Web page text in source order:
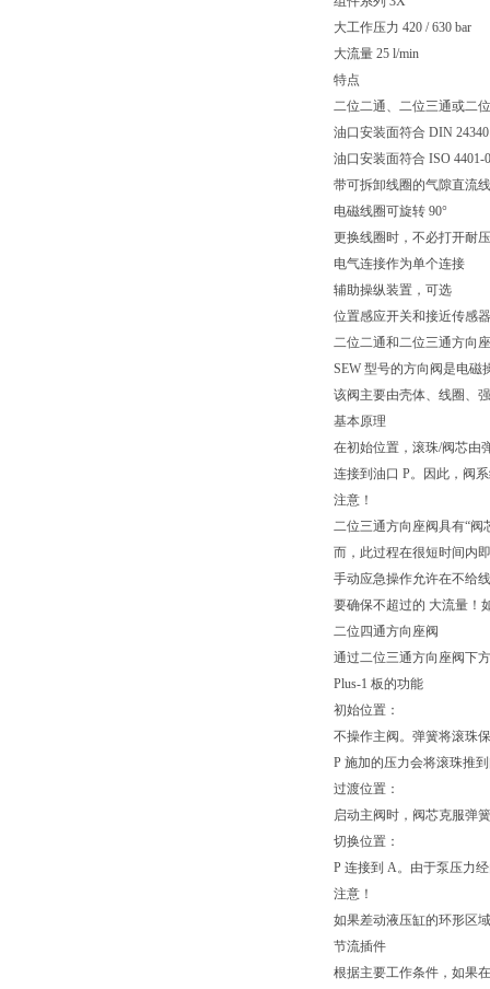
大工作压力 420 / 630 bar
大流量 25 l/min
特点
二位二通、二位三通或二
油口安装面符合 DIN
油口安装面符合 ISO 4401-
带可拆卸线圈的气隙直流
电磁线圈可旋转 90°
更换线圈时，不必打开耐
电气连接作为单个连接
辅助操纵装置，可选
位置感应开关和接近传感
二位二通和二位三通方向
SEW 型号的方向阀是电
该阀主要由壳体、线圈、
基本原理
在初始位置，滚珠/阀芯由
连接到油口 P。因此，阀
注意！
二位三通方向座阀具有“
而，此过程在很短时间内
手动应急操作允许在不给
要确保不超过的 大流量！
二位四通方向座阀
通过二位三通方向座阀下
Plus-1 板的功能
初始位置：
不操作主阀。弹簧将滚珠
P 施加的压力会将滚珠推
过渡位置：
启动主阀时，阀芯克服弹
切换位置：
P 连接到 A。由于泵压力
注意！
如果差动液压缸的环形区
节流插件
根据主要工作条件，如果